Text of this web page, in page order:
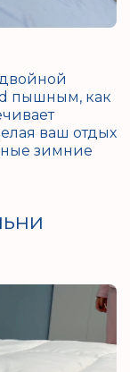
пышным, как
ваш отдых
зимние